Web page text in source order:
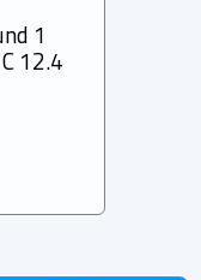
1
12.4